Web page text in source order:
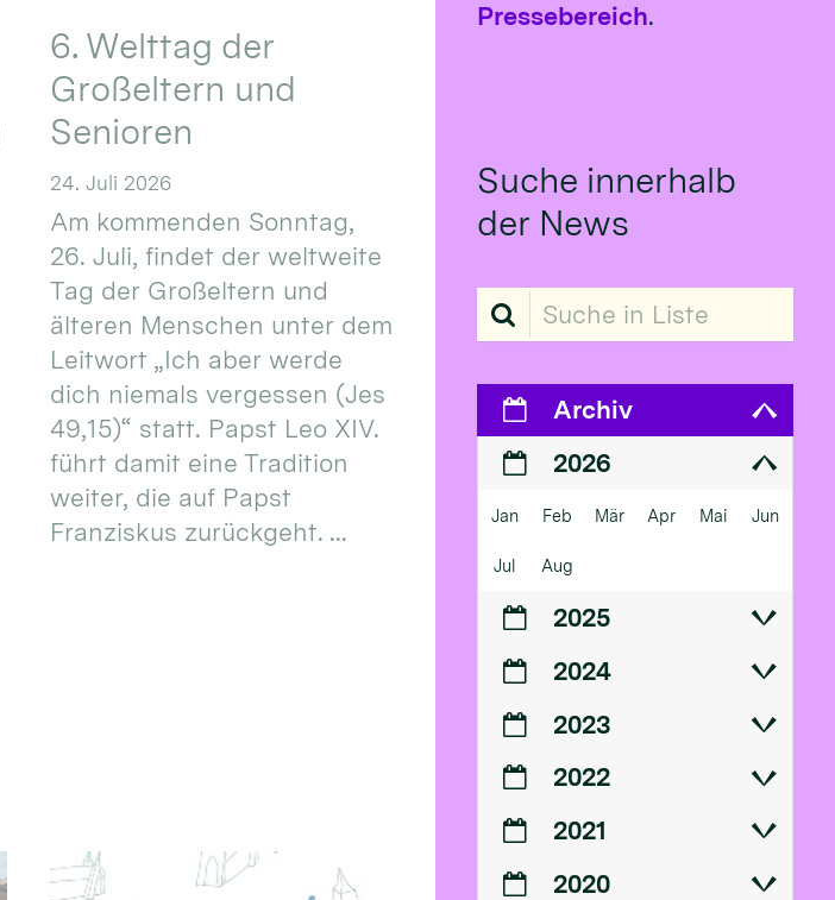
6. Welttag der
Großeltern und
Senioren
24. Juli 2026
Am kommenden Sonntag,
26. Juli, findet der weltweite
Tag der Großeltern und
älteren Menschen unter dem
Leitwort „Ich aber werde
dich niemals vergessen (Jes
49,15)“ statt. Papst Leo XIV.
führt damit eine Tradition
weiter, die auf Papst
Franziskus zurückgeht. ...
Pressebereich.
Suche innerhalb
der News
Suche in Liste
Archiv
2026
Jan Feb Mär Apr Mai Jun
Jul Aug
2025
2024
2023
2022
2021
2020